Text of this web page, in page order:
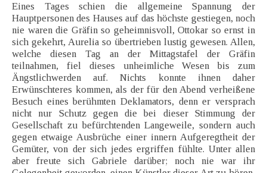
Eines Tages schien die allgemeine Spannung der
Hauptpersonen des Hauses auf das höchste gestiegen, noch
nie waren die Gräfin so geheimnisvoll, Ottokar so ernst in
sich gekehrt, Aurelia so übertrieben lustig gewesen. Allen,
welche diesen Tag an der Mittagstafel der Gräfin
teilnahmen, fiel dieses unheimliche Wesen bis zum
Ängstlichwerden auf. Nichts konnte ihnen daher
Erwünschteres kommen, als der für den Abend verheißene
Besuch eines berühmten Deklamators, denn er versprach
nicht nur Schutz gegen die bei dieser Stimmung der
Gesellschaft zu befürchtenden Langeweile, sondern auch
gegen etwaige Ausbrüche einer innern Aufgeregtheit der
Gemüter, von der sich jedes ergriffen fühlte. Unter allen
aber freute sich Gabriele darüber; noch nie war ihr